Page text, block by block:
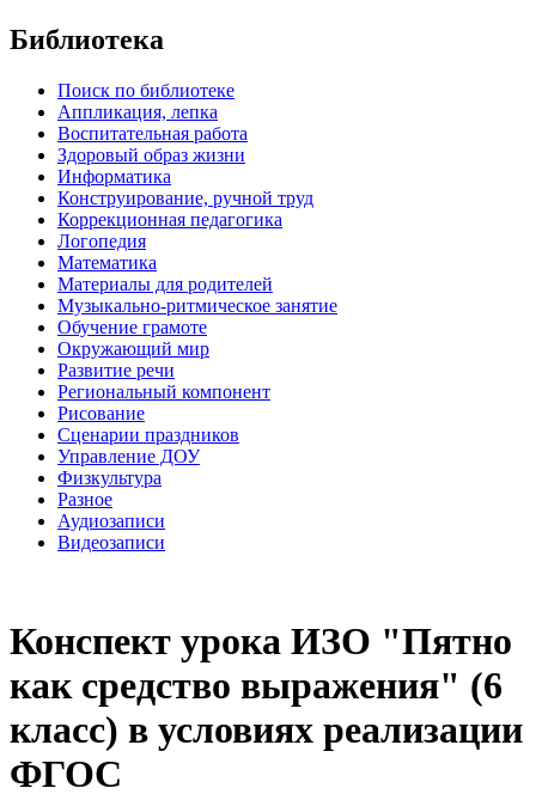
Библиотека
Поиск по библиотеке
Аппликация, лепка
Воспитательная работа
Здоровый образ жизни
Информатика
Конструирование, ручной труд
Коррекционная педагогика
Логопедия
Математика
Материалы для родителей
Музыкально-ритмическое занятие
Обучение грамоте
Окружающий мир
Развитие речи
Региональный компонент
Рисование
Сценарии праздников
Управление ДОУ
Физкультура
Разное
Аудиозаписи
Видеозаписи
Конспект урока ИЗО "Пятно
как средство выражения" (6
класс) в условиях реализации
ФГОС